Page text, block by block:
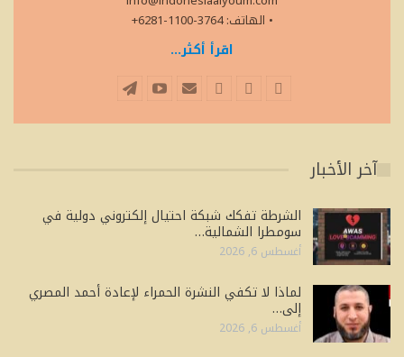
• الهاتف: 3764-1100-6281+
اقرأ أكثر...
آخر الأخبار
الشرطة تفكك شبكة احتيال إلكتروني دولية في
سومطرا الشمالية…
أغسطس 6, 2026
لماذا لا تكفي النشرة الحمراء لإعادة أحمد المصري
إلى…
أغسطس 6, 2026